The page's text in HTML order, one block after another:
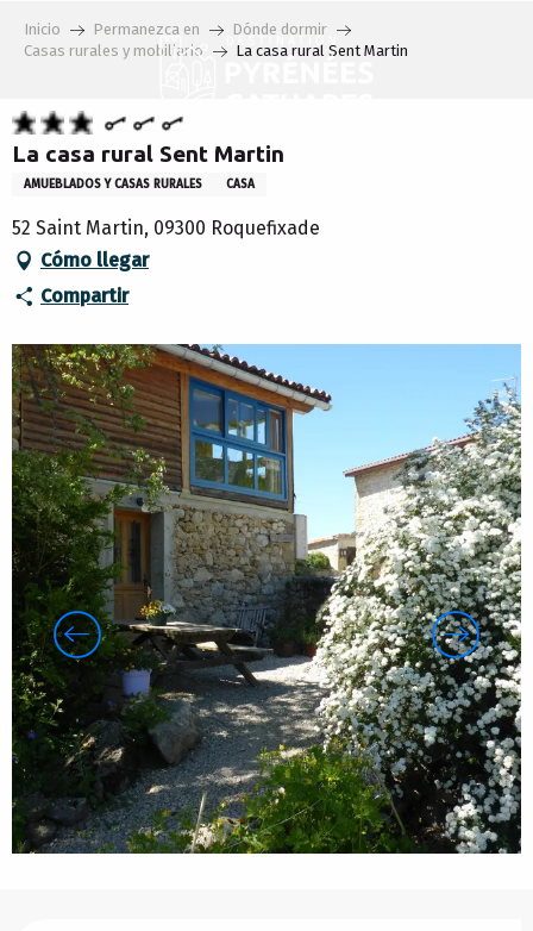
Inicio Permanezca en
Dónde dormir
Casas rurales y mobiliario
La casa rural Sent Martin
La casa rural Sent Martin
AMUEBLADOS Y CASAS RURALES CASA
52 Saint Martin, 09300 Roquefixade
Cómo llegar
Compartir